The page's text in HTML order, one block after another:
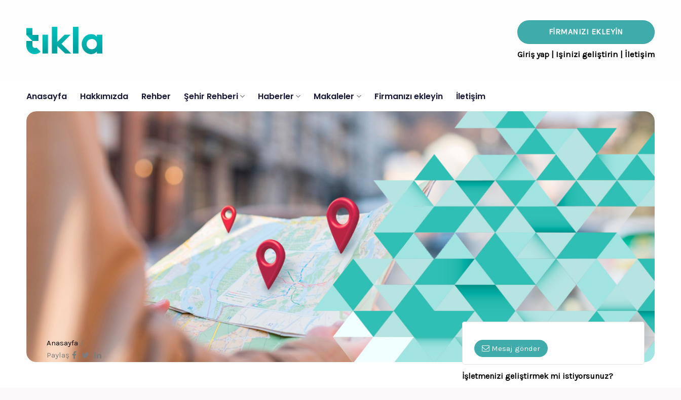
FIRMANIZI EKLEYIN
Giriş yap Işinizi geliştirin İletişim
Anasayfa Hakkımızda Rehber Şehir Rehberi Haberler Makaleler Firmanızı ekleyin İletişim
Anasayfa /
Paylaş
Mesaj gönder
İşletmenizi geliştirmek mi istiyorsunuz?